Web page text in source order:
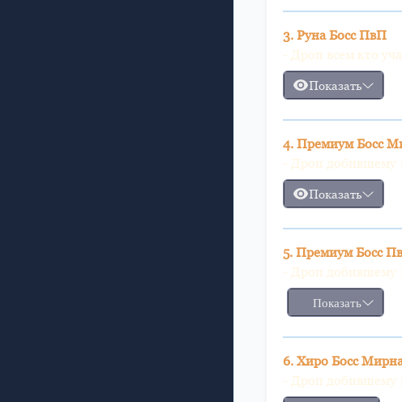
3. Руна Босс ПвП
- Дроп всем кто
Показать
4. Премиум Босс
- Дроп добившему |
Показать
5. Премиум Босс
- Дроп добившему |
Показать
6. Хиро Босс
- Дроп добившему |